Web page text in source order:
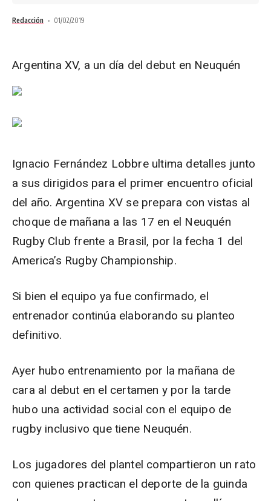
Redacción 01/02/2019
Argentina XV, a un día del debut en Neuquén
Ignacio Fernández Lobbre ultima detalles junto
a sus dirigidos para el primer encuentro oficial
del año. Argentina XV se prepara con vistas al
choque de mañana a las 17 en el Neuquén
Rugby Club frente a Brasil, por la fecha 1 del
America’s Rugby Championship.
Si bien el equipo ya fue confirmado, el
entrenador continúa elaborando su planteo
definitivo.
Ayer hubo entrenamiento por la mañana de
cara al debut en el certamen y por la tarde
hubo una actividad social con el equipo de
rugby inclusivo que tiene Neuquén.
Los jugadores del plantel compartieron un rato
con quienes practican el deporte de la guinda